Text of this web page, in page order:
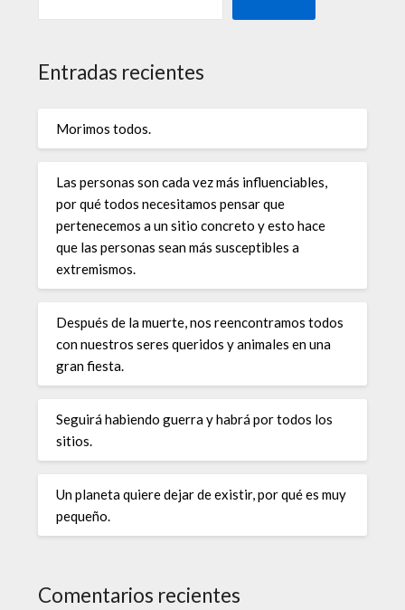
Entradas recientes
Morimos todos.
Las personas son cada vez más influenciables,
por qué todos necesitamos pensar que
pertenecemos a un sitio concreto y esto hace
que las personas sean más susceptibles a
extremismos.
Después de la muerte, nos reencontramos todos
con nuestros seres queridos y animales en una
gran fiesta.
Seguirá habiendo guerra y habrá por todos los
sitios.
Un planeta quiere dejar de existir, por qué es muy
pequeño.
Comentarios recientes